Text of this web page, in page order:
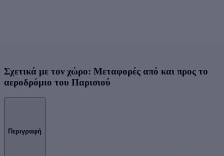
Σχετικά με τον χώρο: Μεταφορές από και προς το
αεροδρόμιο του Παρισιού
Περιγραφή